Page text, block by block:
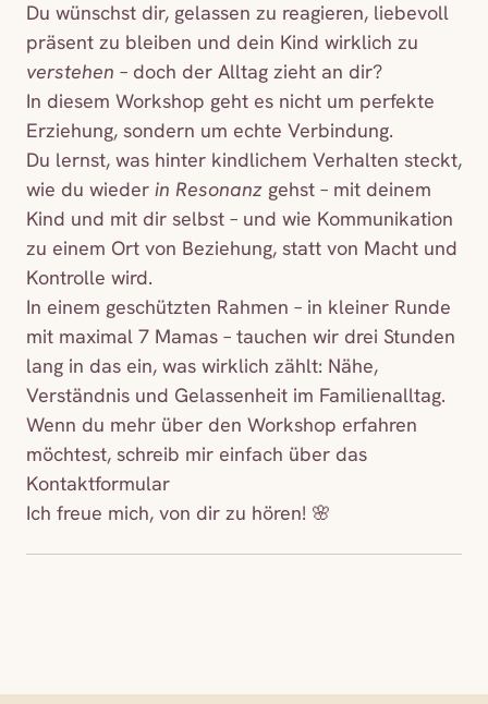
Du wünschst dir, gelassen zu reagieren, liebevoll
präsent zu bleiben und dein Kind wirklich zu
verstehen – doch der Alltag zieht an dir?
In diesem Workshop geht es nicht um perfekte
Erziehung, sondern um echte Verbindung.
Du lernst, was hinter kindlichem Verhalten steckt,
wie du wieder in Resonanz gehst – mit deinem
Kind und mit dir selbst – und wie Kommunikation
zu einem Ort von Beziehung, statt von Macht und
Kontrolle wird.
In einem geschützten Rahmen – in kleiner Runde
mit maximal 7 Mamas – tauchen wir drei Stunden
lang in das ein, was wirklich zählt: Nähe,
Verständnis und Gelassenheit im Familienalltag.
Wenn du mehr über den Workshop erfahren
möchtest, schreib mir einfach über das
Kontaktformular
Ich freue mich, von dir zu hören! 🌸